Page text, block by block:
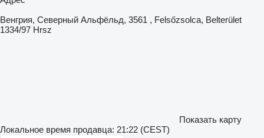
Венгрия, Северный Альфёльд, 3561 , Felsőzsolca, Belterület
1334/97 Hrsz
Показать карту
Локальное время продавца: 21:22 (CEST)